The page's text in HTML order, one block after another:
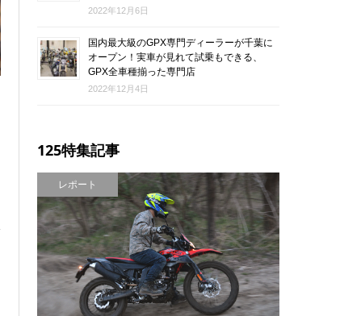
2022年12月6日
国内最大級のGPX専門ディーラーが千葉に
オープン！実車が見れて試乗もできる、
GPX全車種揃った専門店
2022年12月4日
125特集記事
レポート